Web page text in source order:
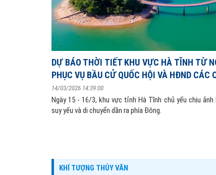
DỰ BÁO THỜI TIẾT KHU VỰC HÀ TĨNH TỪ
PHỤC VỤ BẦU CỬ QUỐC HỘI VÀ HĐND CÁC
14/03/2026 14:39:00
Ngày 15 - 16/3, khu vực tỉnh Hà Tĩnh chủ yếu chịu
suy yếu và di chuyển dần ra phía Đông.
KHÍ TƯỢNG THỦY VĂN